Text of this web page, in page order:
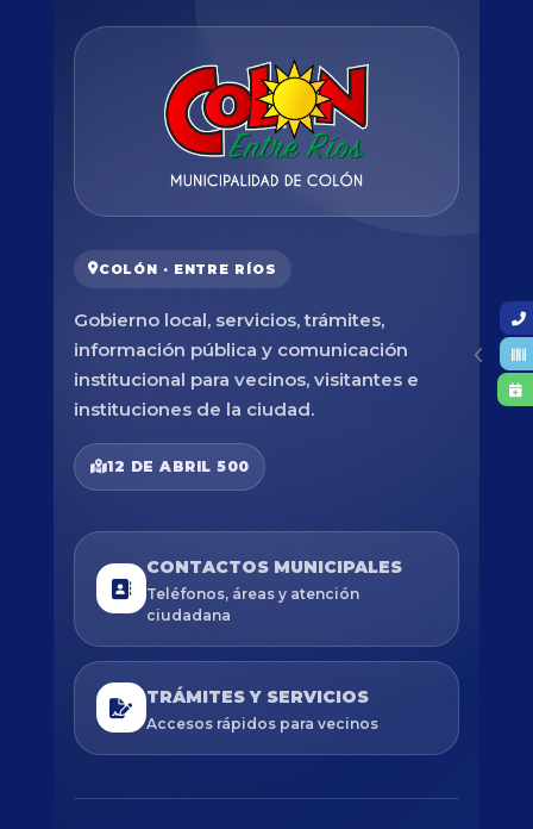
COLÓN · ENTRE RÍOS
Gobierno local, servicios, trámites,
información pública y comunicación
institucional para vecinos, visitantes e
instituciones de la ciudad.
12 DE ABRIL 500
CONTACTOS MUNICIPALES
Teléfonos, áreas y atención
ciudadana
TRÁMITES Y SERVICIOS
Accesos rápidos para vecinos